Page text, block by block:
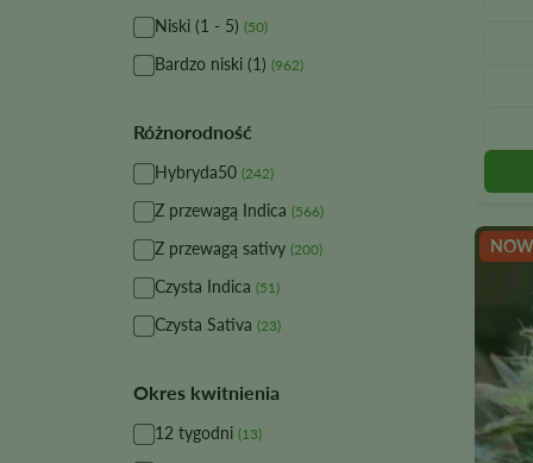
Niski (1 - 5) (50)
Bardzo niski (1) (962)
Różnorodność
Hybryda50 (242)
Z przewagą Indica (566)
Z przewagą sativy (200)
Czysta Indica (51)
Czysta Sativa (23)
Okres kwitnienia
12 tygodni (13)
na